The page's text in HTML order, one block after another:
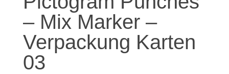
– Mix Marker –
Verpackung Karten
03